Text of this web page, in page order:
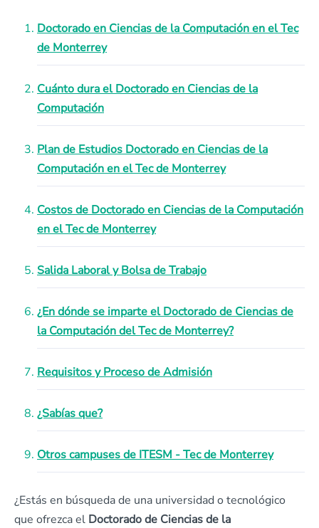
Doctorado en Ciencias de la Computación en el Tec
de Monterrey
Cuánto dura el Doctorado en Ciencias de la
Computación
Plan de Estudios Doctorado en Ciencias de la
Computación en el Tec de Monterrey
Costos de Doctorado en Ciencias de la Computación
en el Tec de Monterrey
Salida Laboral y Bolsa de Trabajo
¿En dónde se imparte el Doctorado de Ciencias de
la Computación del Tec de Monterrey?
Requisitos y Proceso de Admisión
¿Sabías que?
Otros campuses de ITESM - Tec de Monterrey
¿Estás en búsqueda de una universidad o tecnológico
que ofrezca el Doctorado de Ciencias de la